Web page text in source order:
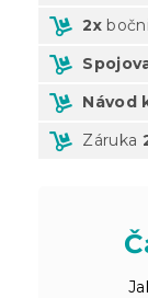
2x
Návod
Záruka